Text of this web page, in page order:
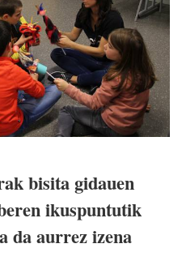
bisita gidauen
ikuspuntutik
da aurrez izena